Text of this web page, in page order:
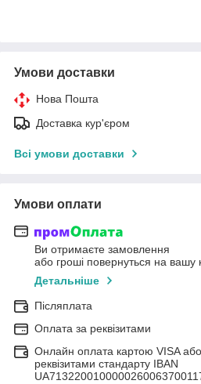
Умови доставки
Нова Пошта
Доставка кур'єром
Всі умови доставки
Умови оплати
Ви отримаєте замовлення
або гроші повернуться на вашу
Детальніше
Післяплата
Оплата за реквізитами
Онлайн оплата картою VISA
реквізитами стандарту IBAN